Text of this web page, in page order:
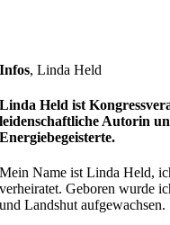
Infos,Linda Held
Linda Held ist
leidenschaftliche Autorin
Energiebegeisterte.
Mein Name ist Linda Held,
verheiratet. Geboren wurde
und Landshut aufgewachsen.